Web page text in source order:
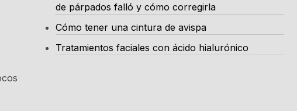
de párpados falló y cómo corregirla
Cómo tener una cintura de avispa
Tratamientos faciales con ácido hialurónico